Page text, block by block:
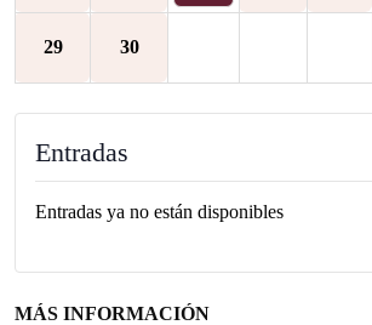
29 30
Entradas
Entradas ya no están disponibles
MÁS INFORMACIÓN